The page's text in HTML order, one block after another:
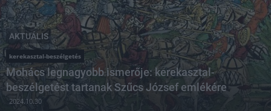
AKTUÁLIS
kerekasztal-beszélgetés
Mohács legnagyobb ismerője: kerekasztal-
beszélgetést tartanak Szűcs József emlékére
2024.10.30